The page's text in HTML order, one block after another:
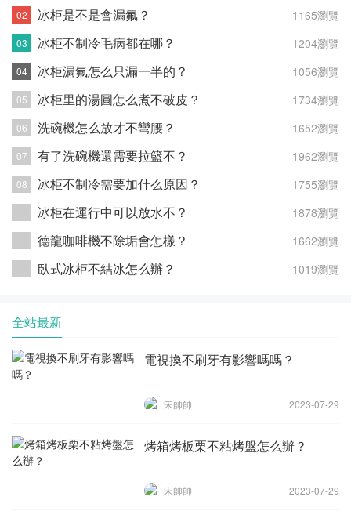
1165瀏覽
冰柜是不是會漏氟？
1204瀏覽
冰柜不制冷毛病都在哪？
1056瀏覽
冰柜漏氟怎么只漏一半的？
1734瀏覽
冰柜里的湯圓怎么煮不破皮？
1652瀏覽
洗碗機怎么放才不彎腰？
1962瀏覽
有了洗碗機還需要拉籃不？
1755瀏覽
冰柜不制冷需要加什么原因？
1878瀏覽
冰柜在運行中可以放水不？
1662瀏覽
德龍咖啡機不除垢會怎樣？
1019瀏覽
臥式冰柜不結冰怎么辦？
全站最新
電視換不刷牙有影響嗎嗎？
宋帥帥 2023-07-29
烤箱烤板栗不粘烤盤怎么辦？
宋帥帥 2023-07-29